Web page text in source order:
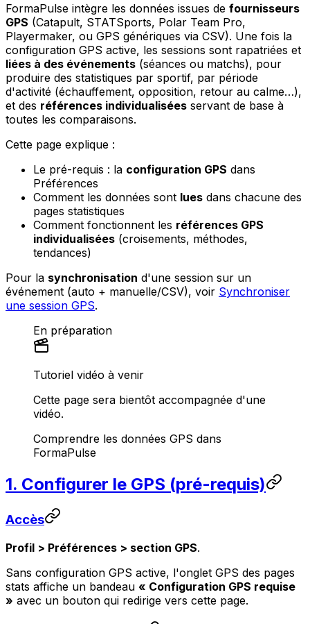
FormaPulse intègre les données issues de fournisseurs
GPS (Catapult, STATSports, Polar Team Pro,
Playermaker, ou GPS génériques via CSV). Une fois la
configuration GPS active, les sessions sont rapatriées et
liées à des événements (séances ou matchs), pour
produire des statistiques par sportif, par période
d'activité (échauffement, opposition, retour au calme…),
et des références individualisées servant de base à
toutes les comparaisons.
Cette page explique :
Le pré-requis : la configuration GPS dans
Préférences
Comment les données sont lues dans chacune des
pages statistiques
Comment fonctionnent les références GPS
individualisées (croisements, méthodes,
tendances)
Pour la synchronisation d'une session sur un
événement (auto + manuelle/CSV), voir Synchroniser
une session GPS.
En préparation
Tutoriel vidéo à venir
Cette page sera bientôt accompagnée d'une
vidéo.
Comprendre les données GPS dans
FormaPulse
1. Configurer le GPS (pré-requis)
Accès
Profil > Préférences > section GPS.
Sans configuration GPS active, l'onglet GPS des pages
stats affiche un bandeau « Configuration GPS requise
» avec un bouton qui redirige vers cette page.